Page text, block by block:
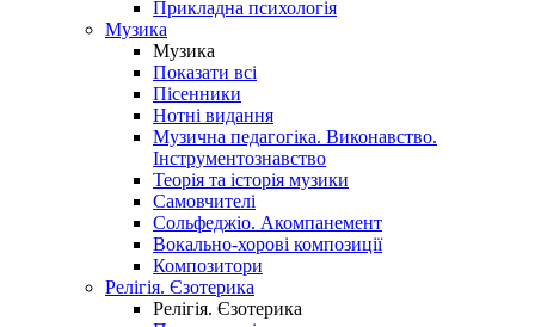
Прикладна психологія
Музика
Музика
Показати всі
Пісенники
Нотні видання
Музична педагогіка. Виконавство.
Інструментознавство
Теорія та історія музики
Самовчителі
Сольфеджіо. Акомпанемент
Вокально-хорові композиції
Композитори
Релігія. Єзотерика
Релігія. Єзотерика